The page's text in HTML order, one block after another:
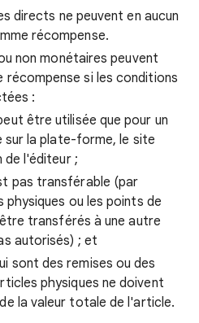
directs ne peuvent en aucun
récompense.
non monétaires peuvent
si les conditions
:
être utilisée que pour un
sur la plate-forme, le site
de l'éditeur ;
pas transférable (par
physiques ou les points de
transférés à une autre
autorisés) ; et
sont des remises ou des
physiques ne doivent
la valeur totale de l'article.